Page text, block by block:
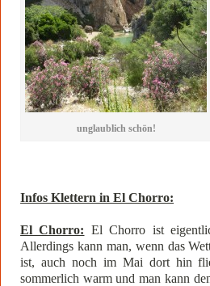
unglaublich schön!
Infos Klettern in El Chorro:
El Chorro: El Chorro ist
Allerdings kann man, wenn das
ist, auch noch im Mai dort hin
sommerlich warm und man kann